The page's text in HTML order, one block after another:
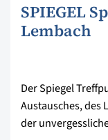
SPIEGEL
Lembach
Der Spiegel
Austausches, des
der